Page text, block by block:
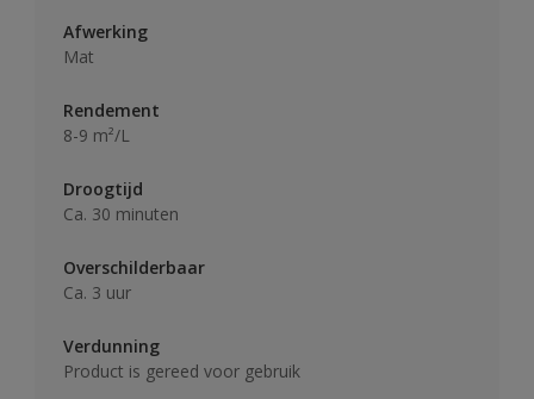
Afwerking
Mat
Rendement
8-9 m²/L
Droogtijd
Ca. 30 minuten
Overschilderbaar
Ca. 3 uur
Verdunning
Product is gereed voor gebruik